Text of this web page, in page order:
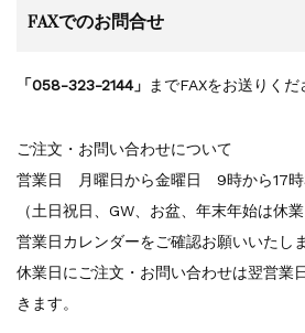
FAXでのお問合せ
「058-323-2144」 までFAXをお送りくだ
ご注文・お問い合わせについて
営業日 月曜日から金曜日 9時から17
（土日祝日、GW、お盆、年末年始は休
営業日カレンダーをご確認お願いいたしま
休業日にご注文・お問い合わせは翌営業
きます。